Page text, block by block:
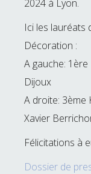
2024 à Lyon.
Ici les lauréats
Décoration :
A gauche:
Dijoux
A droite: 3ème
Xavier
Félicitations à
Dossier de